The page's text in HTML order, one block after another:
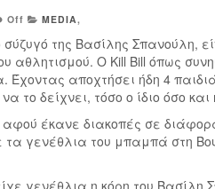
Off MEDIA,
σύζυγό της Βασίλης Σπανούλη,
αθλητισμού. Ο Κill Bill όπως
Έχοντας αποχτήσει ήδη 4
το δείχνει, τόσο ο ίδιο όσο
αφού έκανε διακοπές σε
γενέθλια του μπαμπά στη